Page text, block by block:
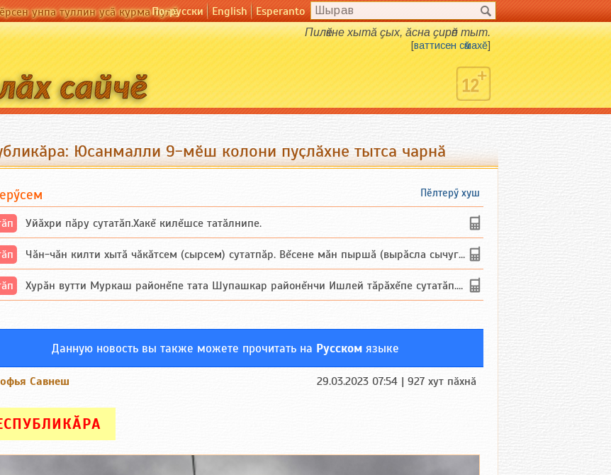
унпа туллин усӑ курма пулӗПо-русски English Esperanto
Пилӗкне хытӑ ҫых, ӑсна ҫирӗп тыт.
[ваттисен сӑмахӗ]
Юсанмалли 9-мӗш колони пуҫлӑхне тытса чарнӑ
Пӗлтерӳ хуш
Уйăхри пăру сутатăп.Хакĕ килĕшсе татăлнипе.
Чăн-чăн килти хытă чăкăтсем (сырсем) сутатпăр. Вĕсене мăн пыршă (вырăсла сычуг) ...
Хурăн вутти Муркаш районĕпе тата Шупашкар районĕнчи Ишлей тăрăхĕпе сутатăп. Ха...
Данную новость вы также можете прочитать на Русском языке
Савнеш 29.03.2023 07:54 | 927 хут пӑхнӑ